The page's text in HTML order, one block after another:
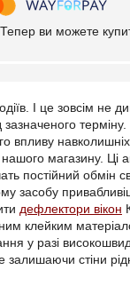
Тепер ви можете
І це зовсім не
впливу
магазину. Ці
постійний обмін
засобу
дефлектори вікон
клейким
у разі
залишаючи стіни